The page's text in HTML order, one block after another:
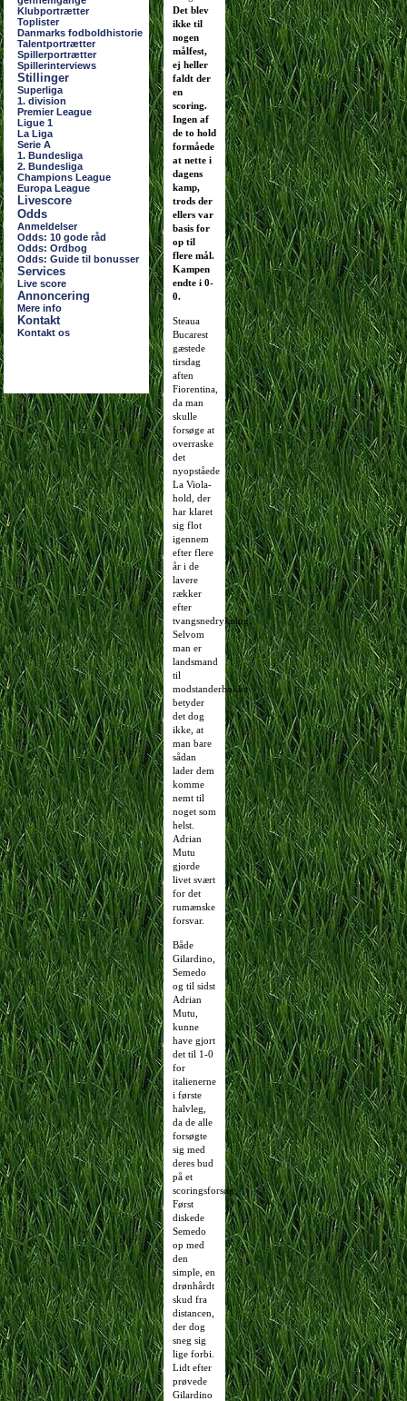
Klubportrætter
Toplister
Danmarks fodboldhistorie
Talentportrætter
Spillerportrætter
Spillerinterviews
Stillinger
Superliga
1. division
Premier League
Ligue 1
La Liga
Serie A
1. Bundesliga
2. Bundesliga
Champions League
Europa League
Livescore
Odds
Anmeldelser
Odds: 10 gode råd
Odds: Ordbog
Odds: Guide til bonusser
Services
Live score
Annoncering
Mere info
Kontakt
Kontakt os
Det blev
ikke til
nogen
målfest,
ej heller
faldt der
en
scoring.
Ingen af
de to hold
formåede
at nette i
dagens
kamp,
trods der
ellers var
basis for
op til
flere mål.
Kampen
endte i 0-
0.
Steaua
Bucarest
gæstede
tirsdag
aften
Fiorentina,
da man
skulle
forsøge at
overraske
det
nyopståede
La Viola-
hold, der
har klaret
sig flot
igennem
efter flere
år i de
lavere
rækker
efter
tvangsnedrykning.
Selvom
man er
landsmand
til
modstanderholdet
betyder
det dog
ikke, at
man bare
sådan
lader dem
komme
nemt til
noget som
helst.
Adrian
Mutu
gjorde
livet svært
for det
rumænske
forsvar.
Både
Gilardino,
Semedo
og til sidst
Adrian
Mutu,
kunne
have gjort
det til 1-0
for
italienerne
i første
halvleg,
da de alle
forsøgte
sig med
deres bud
på et
scoringsforsøg.
Først
diskede
Semedo
op med
den
simple, en
drønhårdt
skud fra
distancen,
der dog
sneg sig
lige forbi.
Lidt efter
prøvede
Gilardino